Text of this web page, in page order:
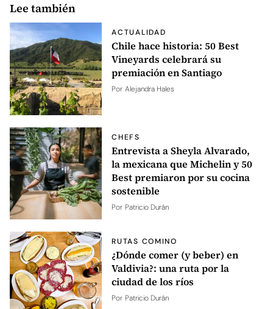
Lee también
ACTUALIDAD
Chile hace historia: 50 Best
Vineyards celebrará su
premiación en Santiago
Por Alejandra Hales
CHEFS
Entrevista a Sheyla Alvarado,
la mexicana que Michelin y 50
Best premiaron por su cocina
sostenible
Por Patricio Durán
RUTAS COMINO
¿Dónde comer (y beber) en
Valdivia?: una ruta por la
ciudad de los ríos
Por Patricio Durán